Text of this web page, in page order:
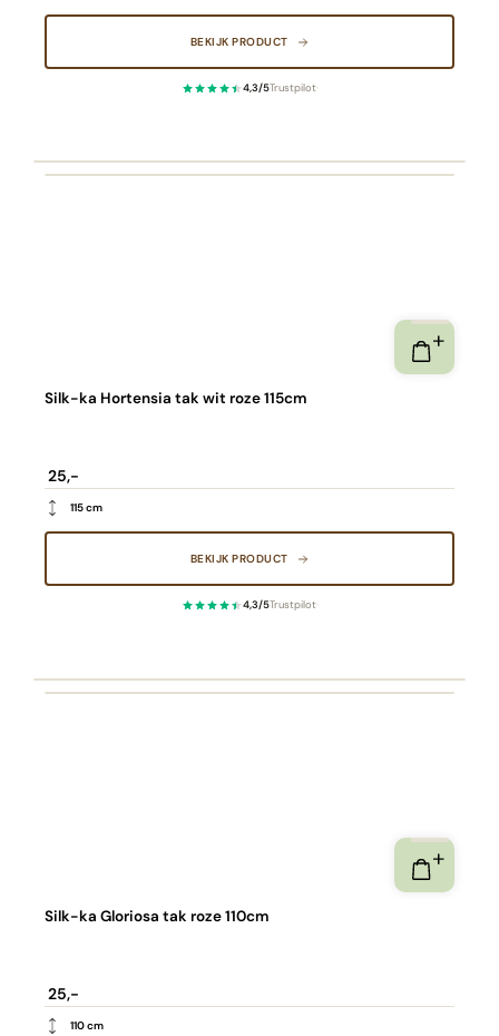
BEKIJK PRODUCT
4,3/5Trustpilot·
Silk-ka Hortensia tak wit roze 115cm
25,-
115 cm
BEKIJK PRODUCT
4,3/5Trustpilot·
Silk-ka Gloriosa tak roze 110cm
25,-
110 cm